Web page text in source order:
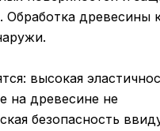
Обработка древесины
высокая
на древесине не
безопасность